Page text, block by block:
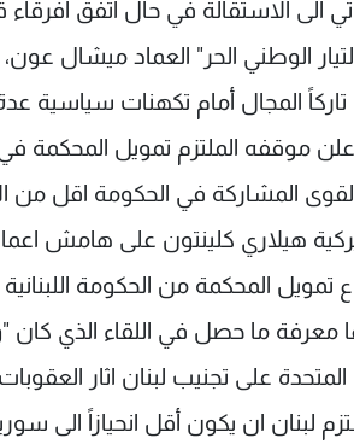
الوطني الحر" العماد ميشال
المجال أمام تكهنات سياسية
موقفه الملتزم تمويل
المشاركة في الحكومة اقل من
هيلاري كلينتون على هامش
تمويل المحكمة من الحكومة
معرفة ما حصل في اللقاء الذي
المتحدة على تجنيب لبنان اثار
لبنان ان يكون أقل انحيازاً الى